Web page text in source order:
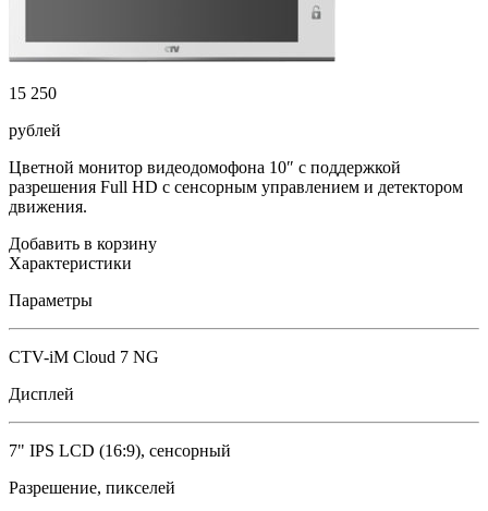
15 250
рублей
Цветной монитор видеодомофона 10″ с поддержкой
разрешения Full HD с сенсорным управлением и детектором
движения.
Добавить в корзину
Характеристики
Параметры
CTV-iM Cloud 7 NG
Дисплей
7" IPS LCD (16:9), сенсорный
Разрешение, пикселей